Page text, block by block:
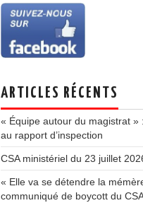
ARTICLES RÉCENTS
« Équipe autour du magistrat »
au rapport d’inspection
CSA ministériel du 23 juillet
« Elle va se détendre la
communiqué de boycott du